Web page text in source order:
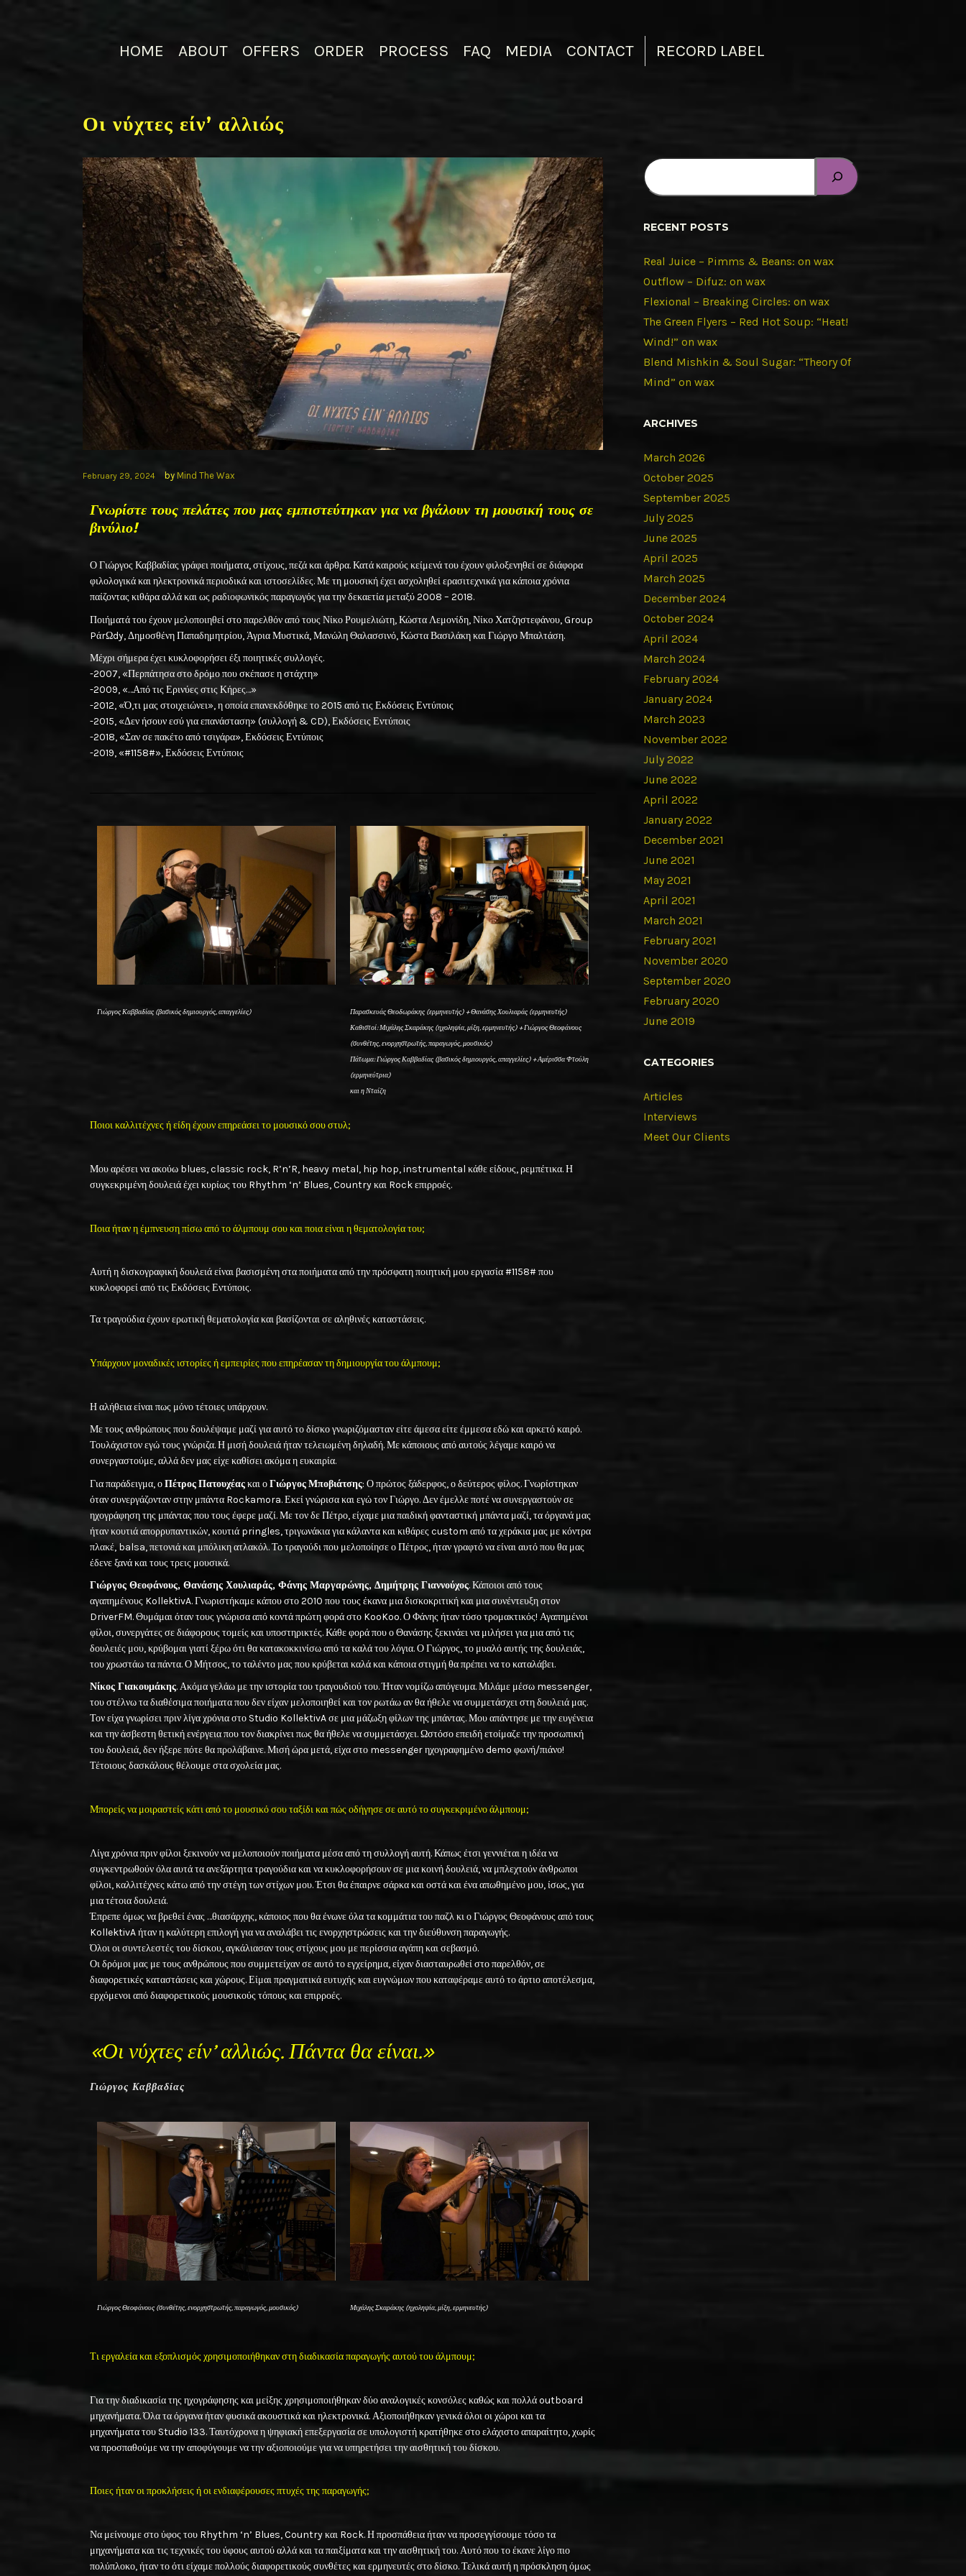
HOME ABOUT OFFERS ORDER PROCESS FAQ MEDIA CONTACT RECORD LABEL
Οι νύχτες είν’ αλλιώς
February 29, 2024 by Mind The Wax
Γνωρίστε τους πελάτες που μας εμπιστεύτηκαν για να βγάλουν τη μουσική τους σε
βινύλιο!
Ο Γιώργος Καββαδίας γράφει ποιήματα, στίχους, πεζά και άρθρα. Κατά καιρούς κείμενά του έχουν φιλοξενηθεί σε διάφορα
φιλολογικά και ηλεκτρονικά περιοδικά και ιστοσελίδες. Με τη μουσική έχει ασχοληθεί ερασιτεχνικά για κάποια χρόνια
παίζοντας κιθάρα αλλά και ως ραδιοφωνικός παραγωγός για την δεκαετία μεταξύ 2008 – 2018.
Ποιήματά του έχουν μελοποιηθεί στο παρελθόν από τους Νίκο Ρουμελιώτη, Κώστα Λεμονίδη, Νίκο Χατζηστεφάνου, Group
PάrΩdy, Δημοσθένη Παπαδημητρίου, Άγρια Μυστικά, Μανώλη Θαλασσινό, Κώστα Βασιλάκη και Γιώργο Μπαλτάση.
Μέχρι σήμερα έχει κυκλοφορήσει έξι ποιητικές συλλογές.
-2007, «Περπάτησα στο δρόμο που σκέπασε η στάχτη»
-2009, «…Από τις Ερινύες στις Κήρες…»
-2012, «Ό,τι μας στοιχειώνει», η οποία επανεκδόθηκε το 2015 από τις Εκδόσεις Εντύποις
-2015, «Δεν ήσουν εσύ για επανάσταση» (συλλογή & CD), Εκδόσεις Εντύποις
-2018, «Σαν σε πακέτο από τσιγάρα», Εκδόσεις Εντύποις
-2019, «#1158#», Εκδόσεις Εντύποις
Γιώργος Καββαδίας (βασικός δημιουργός, απαγγελίες)
Παρασκευάς Θεοδωράκης (ερμηνευτής) + Θανάσης Χουλιαράς (ερμηνευτής)
Καθιστοί: Μιχάλης Σκαράκης (ηχοληψία, μίξη, ερμηνευτής) + Γιώργος Θεοφάνους
(συνθέτης, ενορχηστρωτής, παραγωγός, μουσικός)
Πάτωμα: Γιώργος Καββαδίας (βασικός δημιουργός, απαγγελίες) + Αμέρισσα Φτούλη
(ερμηνεύτρια)
και η Νταίζη
Ποιοι καλλιτέχνες ή είδη έχουν επηρεάσει το μουσικό σου στυλ;
Μου αρέσει να ακούω blues, classic rock, R’n’R, heavy metal, hip hop, instrumental κάθε είδους, ρεμπέτικα. Η
συγκεκριμένη δουλειά έχει κυρίως του Rhythm ‘n’ Blues, Country και Rock επιρροές.
Ποια ήταν η έμπνευση πίσω από το άλμπουμ σου και ποια είναι η θεματολογία του;
Αυτή η δισκογραφική δουλειά είναι βασισμένη στα ποιήματα από την πρόσφατη ποιητική μου εργασία #1158# που
κυκλοφορεί από τις Εκδόσεις Εντύποις.
Τα τραγούδια έχουν ερωτική θεματολογία και βασίζονται σε αληθινές καταστάσεις.
Υπάρχουν μοναδικές ιστορίες ή εμπειρίες που επηρέασαν τη δημιουργία του άλμπουμ;
Η αλήθεια είναι πως μόνο τέτοιες υπάρχουν.
Με τους ανθρώπους που δουλέψαμε μαζί για αυτό το δίσκο γνωριζόμασταν είτε άμεσα είτε έμμεσα εδώ και αρκετό καιρό.
Τουλάχιστον εγώ τους γνώριζα. Η μισή δουλειά ήταν τελειωμένη δηλαδή. Με κάποιους από αυτούς λέγαμε καιρό να
συνεργαστούμε, αλλά δεν μας είχε καθίσει ακόμα η ευκαιρία.
Για παράδειγμα, οΠέτροςΠατουχέαςκαι οΓιώργοςΜποβιάτσης: Ο πρώτος ξάδερφος, ο δεύτερος φίλος. Γνωρίστηκαν
όταν συνεργάζονταν στην μπάντα Rockamora. Εκεί γνώρισα και εγώ τον Γιώργο. Δεν έμελλε ποτέ να συνεργαστούν σε
ηχογράφηση της μπάντας που τους έφερε μαζί. Με τον δε Πέτρο, είχαμε μια παιδική φανταστική μπάντα μαζί, τα όργανά μας
ήταν κουτιά απορρυπαντικών, κουτιά pringles, τριγωνάκια για κάλαντα και κιθάρες custom από τα χεράκια μας με κόντρα
πλακέ, balsa, πετονιά και μπόλικη ατλακόλ. Το τραγούδι που μελοποίησε ο Πέτρος, ήταν γραφτό να είναι αυτό που θα μας
έδενε ξανά και τους τρεις μουσικά.
Γιώργος Θεοφάνους, Θανάσης Χουλιαράς, Φάνης Μαργαρώνης, Δημήτρης Γιαννούχος. Κάποιοι από τους
αγαπημένους KollektivA. Γνωριστήκαμε κάπου στο 2010 που τους έκανα μια δισκοκριτική και μια συνέντευξη στον
DriverFM. Θυμάμαι όταν τους γνώρισα από κοντά πρώτη φορά στο KooKoo. Ο Φάνης ήταν τόσο τρομακτικός! Αγαπημένοι
φίλοι, συνεργάτες σε διάφορους τομείς και υποστηρικτές. Κάθε φορά που ο Θανάσης ξεκινάει να μιλήσει για μια από τις
δουλειές μου, κρύβομαι γιατί ξέρω ότι θα κατακοκκινίσω από τα καλά του λόγια. Ο Γιώργος, το μυαλό αυτής της δουλειάς,
του χρωστάω τα πάντα. Ο Μήτσος, το ταλέντο μας που κρύβεται καλά και κάποια στιγμή θα πρέπει να το καταλάβει.
Νίκος Γιακουμάκης. Ακόμα γελάω με την ιστορία του τραγουδιού του. Ήταν νομίζω απόγευμα. Μιλάμε μέσω messenger,
του στέλνω τα διαθέσιμα ποιήματα που δεν είχαν μελοποιηθεί και τον ρωτάω αν θα ήθελε να συμμετάσχει στη δουλειά μας.
Τον είχα γνωρίσει πριν λίγα χρόνια στο Studio KollektivA σε μια μάζωξη φίλων της μπάντας. Μου απάντησε με την ευγένεια
και την άσβεστη θετική ενέργεια που τον διακρίνει πως θα ήθελε να συμμετάσχει. Ωστόσο επειδή ετοίμαζε την προσωπική
του δουλειά, δεν ήξερε πότε θα προλάβαινε. Μισή ώρα μετά, είχα στο messenger ηχογραφημένο demo φωνή/πιάνο!
Τέτοιους δασκάλους θέλουμε στα σχολεία μας.
Μπορείς να μοιραστείς κάτι από το μουσικό σου ταξίδι και πώς οδήγησε σε αυτό το συγκεκριμένο άλμπουμ;
Λίγα χρόνια πριν φίλοι ξεκινούν να μελοποιούν ποιήματα μέσα από τη συλλογή αυτή. Κάπως έτσι γεννιέται η ιδέα να
συγκεντρωθούν όλα αυτά τα ανεξάρτητα τραγούδια και να κυκλοφορήσουν σε μια κοινή δουλειά, να μπλεχτούν άνθρωποι
φίλοι, καλλιτέχνες κάτω από την στέγη των στίχων μου. Έτσι θα έπαιρνε σάρκα και οστά και ένα απωθημένο μου, ίσως, για
μια τέτοια δουλειά.
Έπρεπε όμως να βρεθεί ένας …θιασάρχης, κάποιος που θα ένωνε όλα τα κομμάτια του παζλ κι ο Γιώργος Θεοφάνους από τους
KollektivA ήταν η καλύτερη επιλογή για να αναλάβει τις ενορχηστρώσεις και την διεύθυνση παραγωγής.
Όλοι οι συντελεστές του δίσκου, αγκάλιασαν τους στίχους μου με περίσσια αγάπη και σεβασμό.
Οι δρόμοι μας με τους ανθρώπους που συμμετείχαν σε αυτό το εγχείρημα, είχαν διασταυρωθεί στο παρελθόν, σε
διαφορετικές καταστάσεις και χώρους. Είμαι πραγματικά ευτυχής και ευγνώμων που καταφέραμε αυτό το άρτιο αποτέλεσμα,
ερχόμενοι από διαφορετικούς μουσικούς τόπους και επιρροές.
«Οι νύχτες είν’ αλλιώς. Πάντα θα είναι.»
Γιώργος Καββαδίας
Γιώργος Θεοφάνους (συνθέτης, ενορχηστρωτής, παραγωγός, μουσικός) Μιχάλης Σκαράκης (ηχοληψία, μίξη, ερμηνευτής)
Τι εργαλεία και εξοπλισμός χρησιμοποιήθηκαν στη διαδικασία παραγωγής αυτού του άλμπουμ;
Για την διαδικασία της ηχογράφησης και μείξης χρησιμοποιήθηκαν δύο αναλογικές κονσόλες καθώς και πολλά outboard
μηχανήματα. Όλα τα όργανα ήταν φυσικά ακουστικά και ηλεκτρονικά. Αξιοποιήθηκαν γενικά όλοι οι χώροι και τα
μηχανήματα του Studio 133. Ταυτόχρονα η ψηφιακή επεξεργασία σε υπολογιστή κρατήθηκε στο ελάχιστο απαραίτητο, χωρίς
να προσπαθούμε να την αποφύγουμε να την αξιοποιούμε για να υπηρετήσει την αισθητική του δίσκου.
Ποιες ήταν οι προκλήσεις ή οι ενδιαφέρουσες πτυχές της παραγωγής;
Να μείνουμε στο ύφος του Rhythm ‘n’ Blues, Country και Rock. Η προσπάθεια ήταν να προσεγγίσουμε τόσο τα
μηχανήματα και τις τεχνικές του ύφους αυτού αλλά και τα παιξίματα και την αισθητική του. Αυτό που το έκανε λίγο πιο
πολύπλοκο, ήταν το ότι είχαμε πολλούς διαφορετικούς συνθέτες και ερμηνευτές στο δίσκο. Τελικά αυτή η πρόσκληση όμως
RECENT POSTS
Real Juice – Pimms & Beans: on wax
Outflow – Difuz: on wax
Flexional – Breaking Circles: on wax
The Green Flyers – Red Hot Soup: “Heat!
Wind!” on wax
Blend Mishkin & Soul Sugar: “Theory Of
Mind” on wax
ARCHIVES
March 2026
October 2025
September 2025
July 2025
June 2025
April 2025
March 2025
December 2024
October 2024
April 2024
March 2024
February 2024
January 2024
March 2023
November 2022
July 2022
June 2022
April 2022
January 2022
December 2021
June 2021
May 2021
April 2021
March 2021
February 2021
November 2020
September 2020
February 2020
June 2019
CATEGORIES
Articles
Interviews
Meet Our Clients